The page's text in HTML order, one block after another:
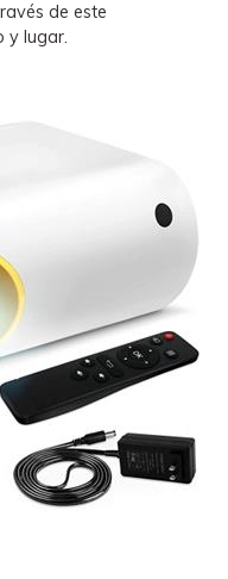
de este
y lugar.